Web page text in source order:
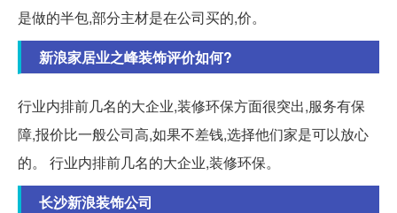
是做的半包,部分主材是在公司买的,价。
新浪家居业之峰装饰评价如何?
行业内排前几名的大企业,装修环保方面很突出,服务有保
障,报价比一般公司高,如果不差钱,选择他们家是可以放心
的。 行业内排前几名的大企业,装修环保。
长沙新浪装饰公司